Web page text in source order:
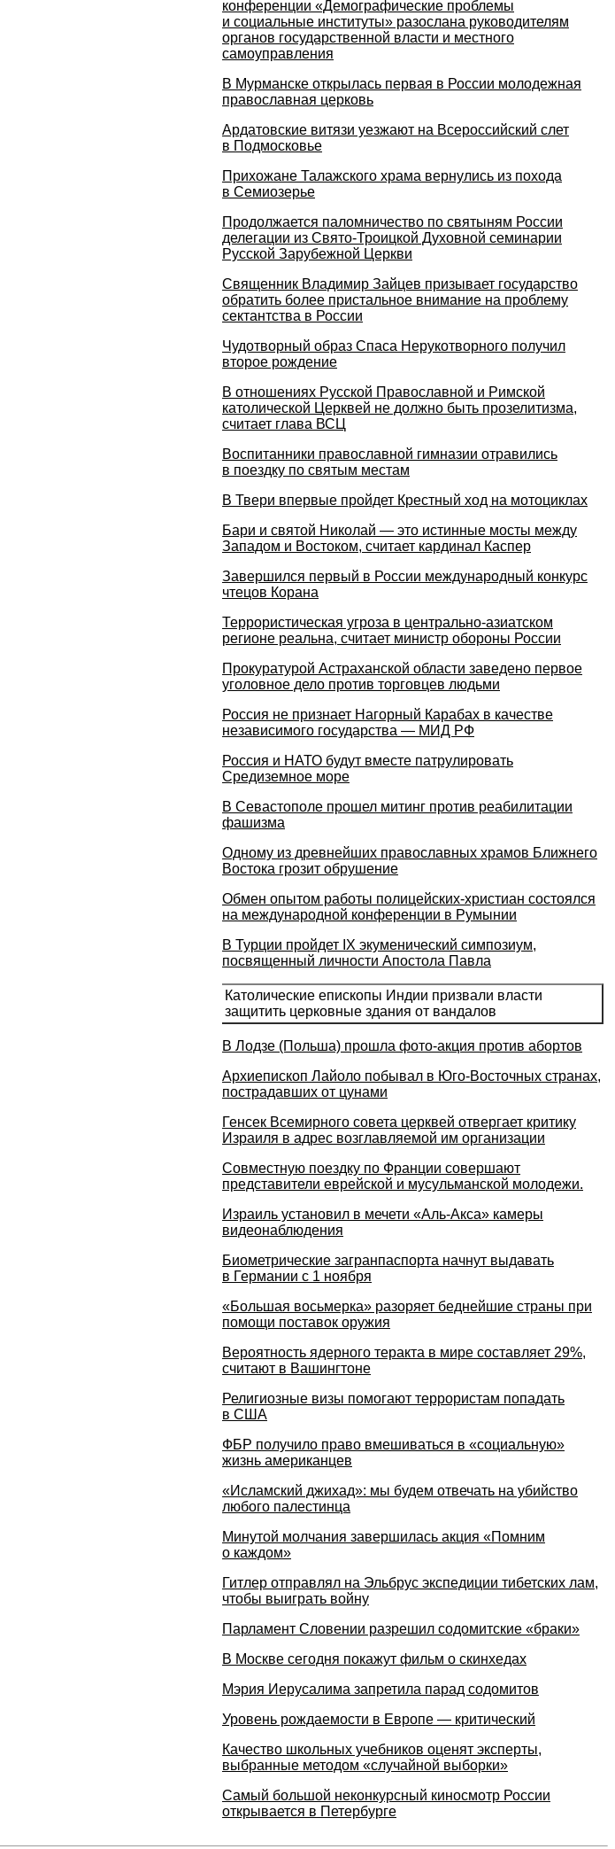
конференции «Демографические проблемы
и социальные институты» разослана руководителям
органов государственной власти и местного
самоуправления
В Мурманске открылась первая в России молодежная
православная церковь
Ардатовские витязи уезжают на Всероссийский слет
в Подмосковье
Прихожане Талажского храма вернулись из похода
в Семиозерье
Продолжается паломничество по святыням России
делегации из Свято-Троицкой Духовной семинарии
Русской Зарубежной Церкви
Священник Владимир Зайцев призывает государство
обратить более пристальное внимание на проблему
сектантства в России
Чудотворный образ Спаса Нерукотворного получил
второе рождение
В отношениях Русской Православной и Римской
католической Церквей не должно быть прозелитизма,
считает глава ВСЦ
Воспитанники православной гимназии отравились
в поездку по святым местам
В Твери впервые пройдет Крестный ход на мотоциклах
Бари и святой Николай — это истинные мосты между
Западом и Востоком, считает кардинал Каспер
Завершился первый в России международный конкурс
чтецов Корана
Террористическая угроза в центрально-азиатском
регионе реальна, считает министр обороны России
Прокуратурой Астраханской области заведено первое
уголовное дело против торговцев людьми
Россия не признает Нагорный Карабах в качестве
независимого государства — МИД РФ
Россия и НАТО будут вместе патрулировать
Средиземное море
В Севастополе прошел митинг против реабилитации
фашизма
Одному из древнейших православных храмов Ближнего
Востока грозит обрушение
Обмен опытом работы полицейских-христиан состоялся
на международной конференции в Румынии
В Турции пройдет IX экуменический симпозиум,
посвященный личности Апостола Павла
Католические епископы Индии призвали власти
защитить церковные здания от вандалов
В Лодзе (Польша) прошла фото-акция против абортов
Архиепископ Лайоло побывал в Юго-Восточных странах,
пострадавших от цунами
Генсек Всемирного совета церквей отвергает критику
Израиля в адрес возглавляемой им организации
Совместную поездку по Франции совершают
представители еврейской и мусульманской молодежи.
Израиль установил в мечети «Аль-Акса» камеры
видеонаблюдения
Биометрические загранпаспорта начнут выдавать
в Германии с 1 ноября
«Большая восьмерка» разоряет беднейшие страны при
помощи поставок оружия
Вероятность ядерного теракта в мире составляет 29%,
считают в Вашингтоне
Религиозные визы помогают террористам попадать
в США
ФБР получило право вмешиваться в «социальную»
жизнь американцев
«Исламский джихад»: мы будем отвечать на убийство
любого палестинца
Минутой молчания завершилась акция «Помним
о каждом»
Гитлер отправлял на Эльбрус экспедиции тибетских лам,
чтобы выиграть войну
Парламент Словении разрешил содомитские «браки»
В Москве сегодня покажут фильм о скинхедах
Мэрия Иерусалима запретила парад содомитов
Уровень рождаемости в Европе — критический
Качество школьных учебников оценят эксперты,
выбранные методом «случайной выборки»
Самый большой неконкурсный киносмотр России
открывается в Петербурге